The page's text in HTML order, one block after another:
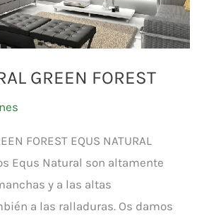
GREEN FOREST
FOREST EQUS NATURAL
Equs Natural son altamente
y a las altas
a las ralladuras. Os damos